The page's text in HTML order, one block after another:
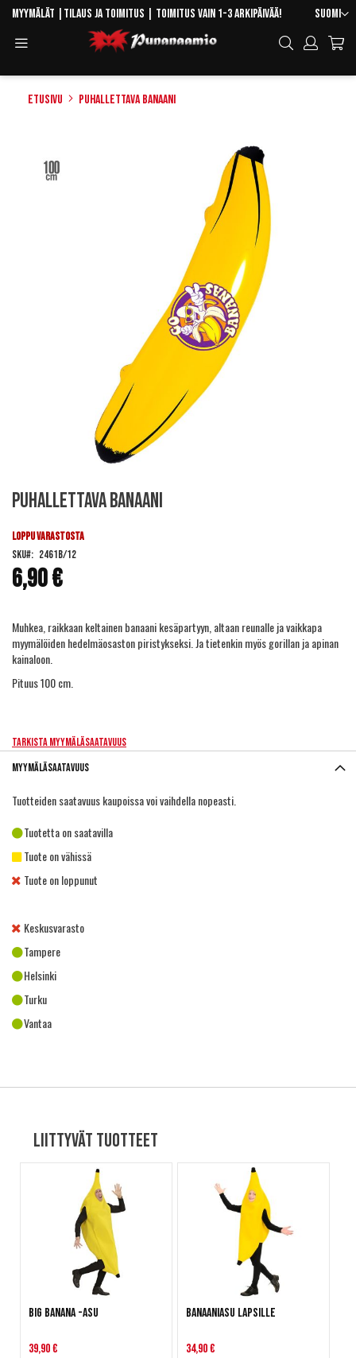
Skip
Content
Kieli
Suomi
Myymälät Tilaus ja toimitus | Toimitus vain 1-3 arkipäivää!
Hae
Etusivu Puhallettava banaani
to
beginning
the
images
gallery
Puhallettava banaani
6,90 €
LOPPU VARASTOSTA
SKU
2461B/12
Muhkea, raikkaan keltainen banaani kesäpartyyn, altaan reunalle ja vaikkapa
myymälöiden hedelmäosaston piristykseksi. Ja tietenkin myös gorillan ja apinan
kainaloon.
Pituus 100 cm.
Tarkista myymäläsaatavuus
Myymäläsaatavuus
Tuotteiden saatavuus kaupoissa voi vaihdella nopeasti.
Tuotetta on saatavilla
Tuote on vähissä
Tuote on loppunut
Keskusvarasto
Tampere
Helsinki
Turku
Vantaa
Liittyvät tuotteet
Big Banana -asu
39,90 €
Banaaniasu lapsille
34,90 €